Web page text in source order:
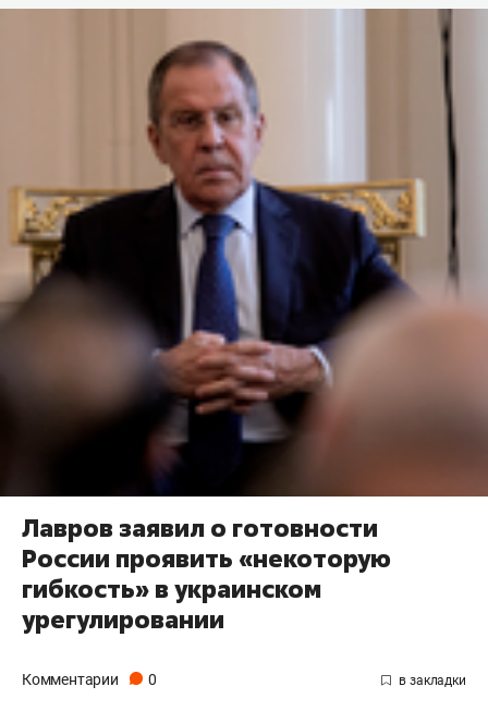
Лавров заявил о готовности
России проявить «некоторую
гибкость» в украинском
урегулировании
Комментарии 0